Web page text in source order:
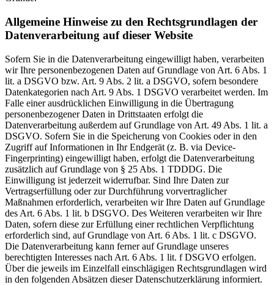
Allgemeine Hinweise zu den Rechtsgrundlagen der
Datenverarbeitung auf dieser Website
Sofern Sie in die Datenverarbeitung eingewilligt haben, verarbeiten
wir Ihre personenbezogenen Daten auf Grundlage von Art. 6 Abs. 1
lit. a DSGVO bzw. Art. 9 Abs. 2 lit. a DSGVO, sofern besondere
Datenkategorien nach Art. 9 Abs. 1 DSGVO verarbeitet werden. Im
Falle einer ausdrücklichen Einwilligung in die Übertragung
personenbezogener Daten in Drittstaaten erfolgt die
Datenverarbeitung außerdem auf Grundlage von Art. 49 Abs. 1 lit. a
DSGVO. Sofern Sie in die Speicherung von Cookies oder in den
Zugriff auf Informationen in Ihr Endgerät (z. B. via Device-
Fingerprinting) eingewilligt haben, erfolgt die Datenverarbeitung
zusätzlich auf Grundlage von § 25 Abs. 1 TDDDG. Die
Einwilligung ist jederzeit widerrufbar. Sind Ihre Daten zur
Vertragserfüllung oder zur Durchführung vorvertraglicher
Maßnahmen erforderlich, verarbeiten wir Ihre Daten auf Grundlage
des Art. 6 Abs. 1 lit. b DSGVO. Des Weiteren verarbeiten wir Ihre
Daten, sofern diese zur Erfüllung einer rechtlichen Verpflichtung
erforderlich sind, auf Grundlage von Art. 6 Abs. 1 lit. c DSGVO.
Die Datenverarbeitung kann ferner auf Grundlage unseres
berechtigten Interesses nach Art. 6 Abs. 1 lit. f DSGVO erfolgen.
Über die jeweils im Einzelfall einschlägigen Rechtsgrundlagen wird
in den folgenden Absätzen dieser Datenschutzerklärung informiert.